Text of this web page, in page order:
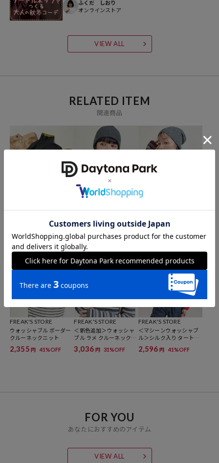
想いからスタート。1986年の創業以来、洋服、雑貨、インテリアな
ど自分たちが本気でカッコ良いと思うものをセレクト。積極的に楽し
方を提案するセレクトショップです。
ふくだ しおり
オンラインストア
VIEW ALL
RELATED ITEM
関連商品
ヤード タートルニット
2,596 円 41%OFF
ックニット
2,754 円 31%OFF
ォッシャブル ヘンリーネ
ックニット
2,355 円 41%OFF
FREAK'S STORE
ウォッシャブル ボーダー
クルーネックニット
2,355 円 41%OFF
FREAK'S STORE
＜新色追加＞ウォッシャ
ブル ラメ クルーネックニ
ット
3,036 円 31%OFF
FREAK'S STORE
＜マシーンウォッシャブ
ル＞シルク入り タートル
ネックリブニット
2,596 円 41%OFF
FOR YOU
あなたにおすすめのアイテム
VIEW ALL